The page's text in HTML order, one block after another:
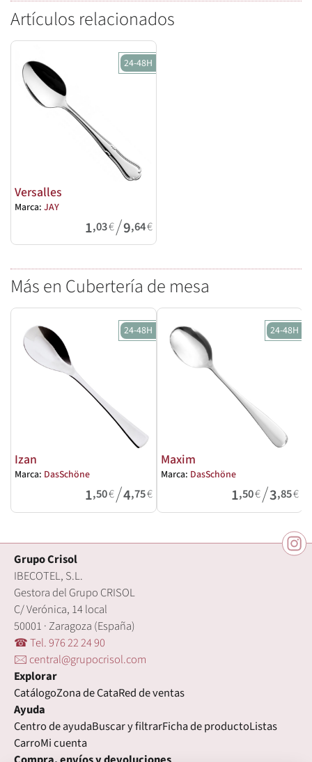
Artículos relacionados
24-48H
Versalles
Marca: JAY
1,03€/9,64€
Más en Cubertería de mesa
24-48H
Izan
Marca: DasSchöne
1,50€/4,75€
24-48H
Maxim
Marca: DasSchöne
1,50€/3,85€
Grupo Crisol
IBECOTEL, S.L.
Gestora del Grupo CRISOL
C/ Verónica, 14 local
50001 · Zaragoza (España)
☎ Tel. 976 22 24 90
🖂 central@grupocrisol.com
Explorar
CatálogoZona de CataRed de ventas
Ayuda
Centro de ayudaBuscar y filtrarFicha de productoListas
CarroMi cuenta